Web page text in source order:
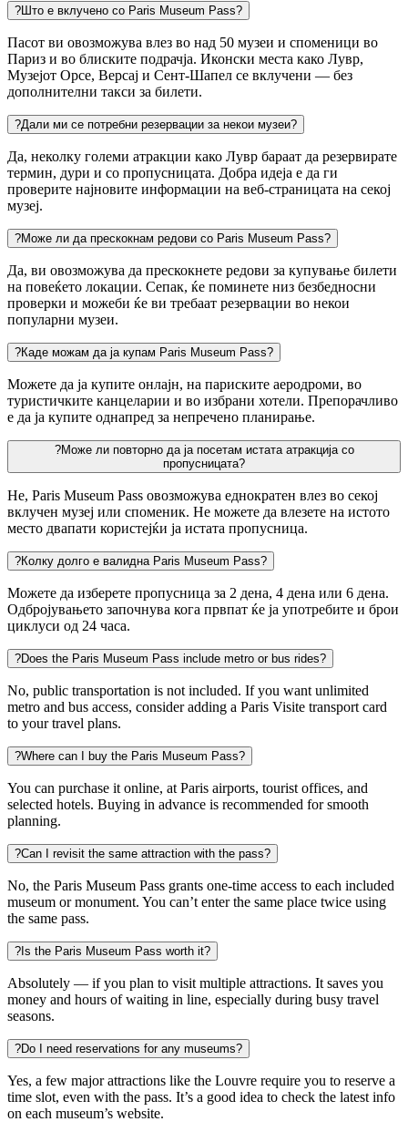
? Што е вклучено со Paris Museum Pass?
Пасот ви овозможува влез во над 50 музеи и споменици во
Париз и во блиските подрачја. Иконски места како Лувр,
Музејот Орсе, Версај и Сент-Шапел се вклучени — без
дополнителни такси за билети.
?Дали ми се потребни резервации за некои музеи?
Да, неколку големи атракции како Лувр бараат да резервирате
термин, дури и со пропусницата. Добра идеја е да ги
проверите најновите информации на веб-страницата на секој
музеј.
?Може ли да прескокнам редови со Paris Museum Pass?
Да, ви овозможува да прескокнете редови за купување билети
на повеќето локации. Сепак, ќе поминете низ безбедносни
проверки и можеби ќе ви требаат резервации во некои
популарни музеи.
?Каде можам да ја купам Paris Museum Pass?
Можете да ја купите онлајн, на париските аеродроми, во
туристичките канцеларии и во избрани хотели. Препорачливо
е да ја купите однапред за непречено планирање.
?Може ли повторно да ја посетам истата атракција со
пропусницата?
Не, Paris Museum Pass овозможува еднократен влез во секој
вклучен музеј или споменик. Не можете да влезете на истото
место двапати користејќи ја истата пропусница.
?Колку долго е валидна Paris Museum Pass?
Можете да изберете пропусница за 2 дена, 4 дена или 6 дена.
Одбројувањето започнува кога првпат ќе ја употребите и брои
циклуси од 24 часа.
?Does the Paris Museum Pass include metro or bus rides?
No, public transportation is not included. If you want unlimited
metro and bus access, consider adding a Paris Visite transport card
to your travel plans.
?Where can I buy the Paris Museum Pass?
You can purchase it online, at Paris airports, tourist offices, and
selected hotels. Buying in advance is recommended for smooth
planning.
?Can I revisit the same attraction with the pass?
No, the Paris Museum Pass grants one-time access to each included
museum or monument. You can’t enter the same place twice using
the same pass.
? Is the Paris Museum Pass worth it?
Absolutely — if you plan to visit multiple attractions. It saves you
money and hours of waiting in line, especially during busy travel
seasons.
?Do I need reservations for any museums?
Yes, a few major attractions like the Louvre require you to reserve a
time slot, even with the pass. It’s a good idea to check the latest info
on each museum’s website.